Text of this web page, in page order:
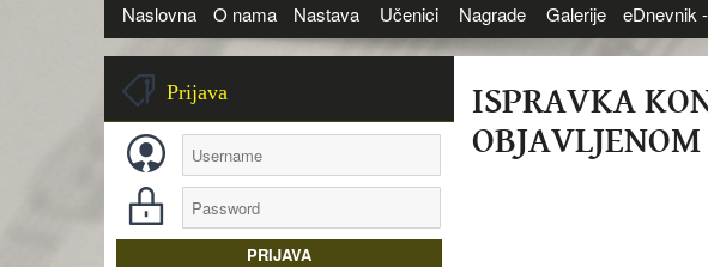
Naslovna O nama Nastava Učenici Nagrade Galerije eDnevnik
Prijava ISPRAVKA